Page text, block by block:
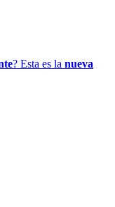
? Esta es la nueva